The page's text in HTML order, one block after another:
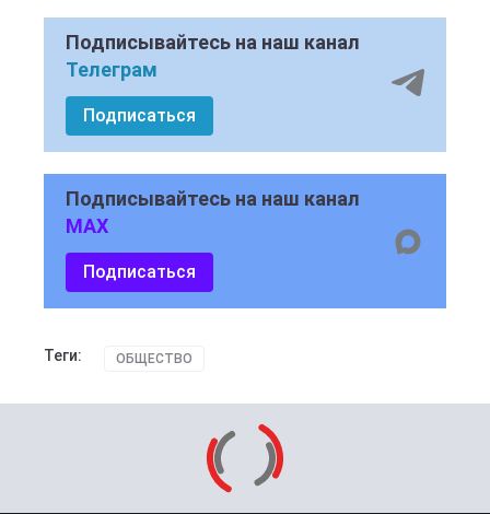
Подписывайтесь на наш канал
Телеграм
Подписаться
Подписывайтесь на наш канал
MAX
Подписаться
Теги: ОБЩЕСТВО